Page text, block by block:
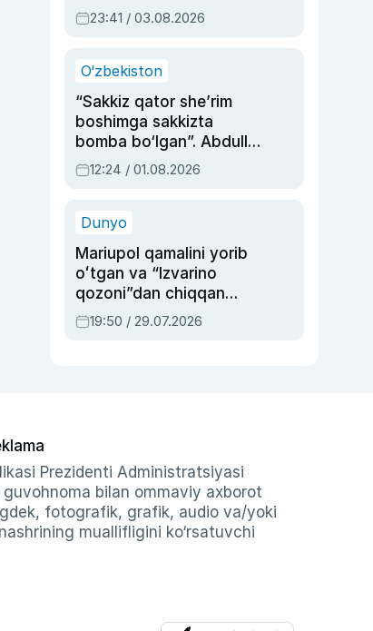
ayolga sud hukmi o‘qildi
23:41 / 03.08.2026
O‘zbekiston
“Sakkiz qator she’rim
boshimga sakkizta
bomba bo‘lgan”. Abdulla
Oripovni siyosiy
ayblovlardan asrab
12:24 / 01.08.2026
Dunyo
Mariupol qamalini yorib
oʻtgan va “Izvarino
qozoni”dan chiqqan
qahramon — Ukraina
armiyasi bosh
19:50 / 29.07.2026
Prezidenti Administratsiyasi
bilan ommaviy axborot
fotografik, grafik, audio va/yoki
muallifligini ko‘rsatuvchi